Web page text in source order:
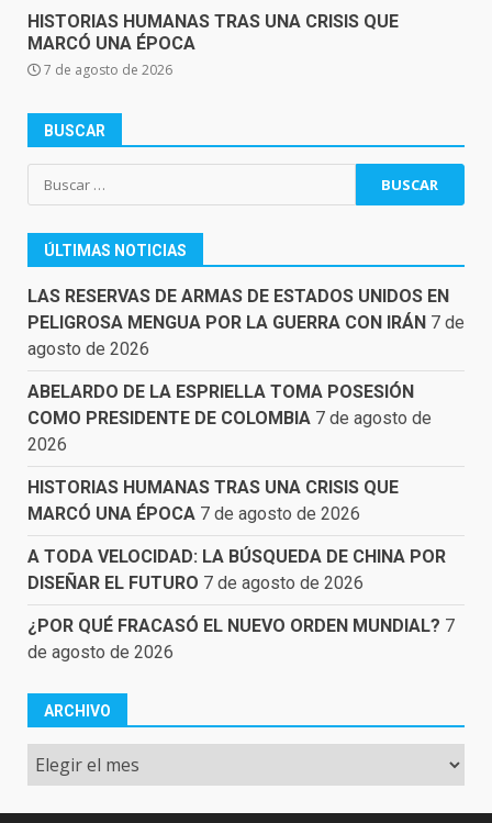
HISTORIAS HUMANAS TRAS UNA CRISIS QUE
MARCÓ UNA ÉPOCA
7 de agosto de 2026
BUSCAR
Buscar:
ÚLTIMAS NOTICIAS
LAS RESERVAS DE ARMAS DE ESTADOS UNIDOS EN
PELIGROSA MENGUA POR LA GUERRA CON IRÁN 7 de
agosto de 2026
ABELARDO DE LA ESPRIELLA TOMA POSESIÓN
COMO PRESIDENTE DE COLOMBIA 7 de agosto de
2026
HISTORIAS HUMANAS TRAS UNA CRISIS QUE
MARCÓ UNA ÉPOCA 7 de agosto de 2026
A TODA VELOCIDAD: LA BÚSQUEDA DE CHINA POR
DISEÑAR EL FUTURO 7 de agosto de 2026
¿POR QUÉ FRACASÓ EL NUEVO ORDEN MUNDIAL? 7
de agosto de 2026
ARCHIVO
Archivo